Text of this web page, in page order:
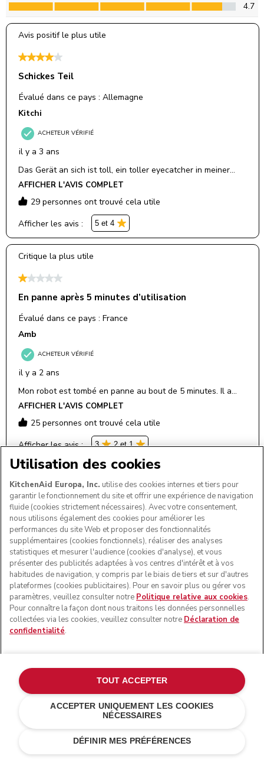
Votre gravure (0/24)
Agave
€ 479,20
€ 599,00
Économies de
coûts € 119,80
AJOUTER AU PANIER
Utilisation des cookies
KitchenAid Europa, Inc. utilise des cookies internes et tiers pour
garantir le fonctionnement du site et offrir une expérience de navigation
fluide (cookies strictement nécessaires). Avec votre consentement,
nous utilisons également des cookies pour améliorer les
performances du site Web et proposer des fonctionnalités
supplémentaires (cookies fonctionnels), réaliser des analyses
statistiques et mesurer l'audience (cookies d'analyse), et vous
présenter des publicités adaptées à vos centres d'intérêt et à vos
habitudes de navigation, y compris par le biais de tiers et sur d'autres
plateformes (cookies publicitaires). Pour en savoir plus ou gérer vos
paramètres, veuillez consulter notre Politique relative aux cookies.
Pour connaître la façon dont nous traitons les données personnelles
collectées via les cookies, veuillez consulter notre Déclaration de
confidentialité.
DÉFINIR MES PRÉFÉRENCES
ACCEPTER UNIQUEMENT LES COOKIES
NÉCESSAIRES
TOUT ACCEPTER